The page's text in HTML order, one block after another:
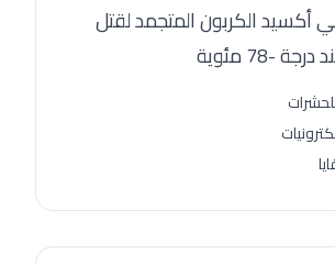
أكسيد الكربون المتجمد لقتل
-78 مئوية